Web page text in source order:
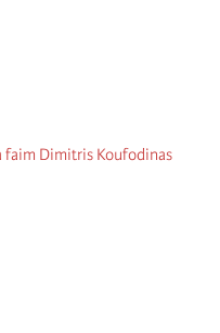
faim Dimitris Koufodinas